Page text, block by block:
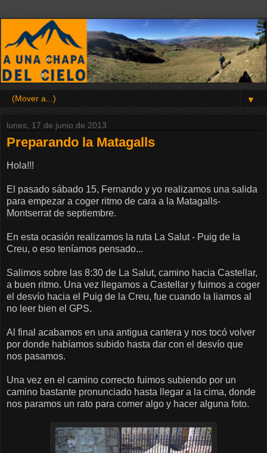
▼
lunes, 17 de junio de 2013
Preparando la Matagalls
Hola!!!
El pasado sábado 15, Fernando y yo realizamos una salida
para empezar a coger ritmo de cara a la Matagalls-
Montserrat de septiembre.
En esta ocasión realizamos la ruta La Salut - Puig de la
Creu, o eso teníamos pensado...
Salimos sobre las 8:30 de La Salut, camino hacia Castellar,
a buen ritmo. Una vez llegamos a Castellar y fuimos a coger
el desvío hacia el Puig de la Creu, fue cuando la liamos al
no leer bien el GPS.
Al final acabamos en una antigua cantera y nos tocó volver
por donde habíamos subido hasta dar con el desvío que
nos pasamos.
Una vez en el camino correcto fuimos subiendo por un
camino bastante pronunciado hasta llegar a la cima, donde
nos paramos un rato para comer algo y hacer alguna foto.